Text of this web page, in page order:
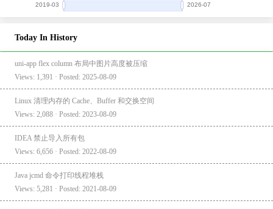
Today In History
uni-app flex column 布局中图片高度被压缩
Views: 1,391 · Posted: 2025-08-09
Linux 清理内存的 Cache、Buffer 和交换空间
Views: 2,088 · Posted: 2023-08-09
IDEA 禁止导入所有包
Views: 6,656 · Posted: 2022-08-09
Java jcmd 命令打印线程堆栈
Views: 5,281 · Posted: 2021-08-09